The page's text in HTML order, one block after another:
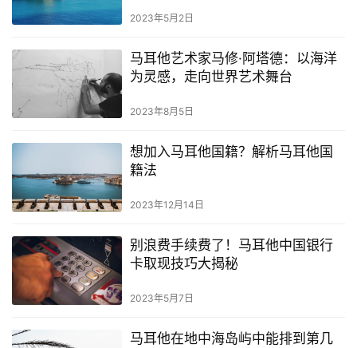
生
指
马
移
民
留
学
教
育
2023年5月2日
马耳他艺术家马修·阿塔德：以海洋
为灵感，走向世界艺术舞台
2023年8月5日
想加入马耳他国籍？解析马耳他国
籍法
2023年12月14日
别浪费手续费了！马耳他中国银行
卡取现技巧大揭秘
2023年5月7日
马耳他在地中海岛屿中能排到第几